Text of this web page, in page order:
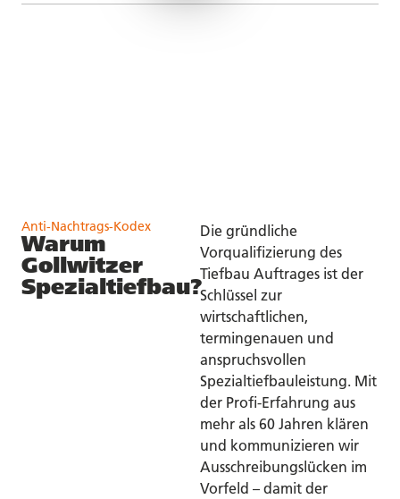
Anti-Nachtrags-Kodex
Warum
Gollwitzer
Spezialtiefbau?
Die gründliche
Vorqualifizierung des
Tiefbau Auftrages ist der
Schlüssel zur
wirtschaftlichen,
termingenauen und
anspruchsvollen
Spezialtiefbauleistung. Mit
der Profi-Erfahrung aus
mehr als 60 Jahren klären
und kommunizieren wir
Ausschreibungslücken im
Vorfeld – damit der